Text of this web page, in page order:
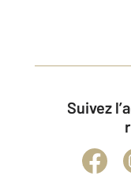
Suivez l’actualité immobilière et